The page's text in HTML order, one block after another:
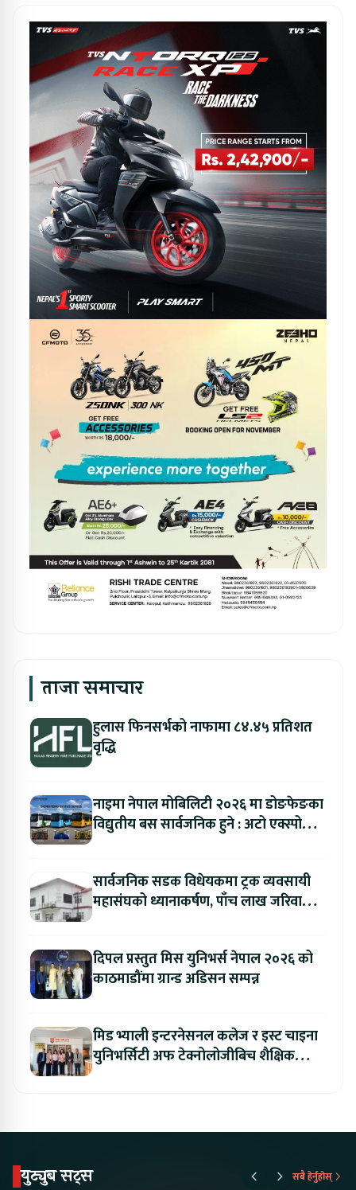
ताजा समाचार
हुलास फिनसर्भको नाफामा ८४.४५ प्रतिशत
वृद्धि
नाइमा नेपाल मोबिलिटी २०२६ मा डोङफेङका
विद्युतीय बस सार्वजनिक हुने : अटो एक्स्पोमा
सार्वजनिक सडक विधेयकमा ट्रक व्यवसायी
महासंघको ध्यानाकर्षण, पाँच लाख जरिवाना
दिपल प्रस्तुत मिस युनिभर्स नेपाल २०२६ को
काठमाडौंमा ग्रान्ड अडिसन सम्पन्न
मिड भ्याली इन्टरनेसनल कलेज र इस्ट चाइना
युनिभर्सिटी अफ टेक्नोलोजीबिच शैक्षिक
युट्युब सट्स सबै हेर्नुहोस्